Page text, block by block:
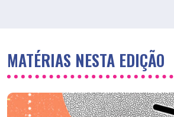
MATÉRIAS NESTA EDIÇÃO